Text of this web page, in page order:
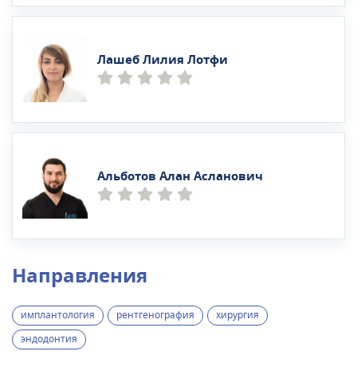
Лашеб Лилия Лотфи
Альботов Алан Асланович
Направления
имплантология рентгенография
хирургия
эндодонтия